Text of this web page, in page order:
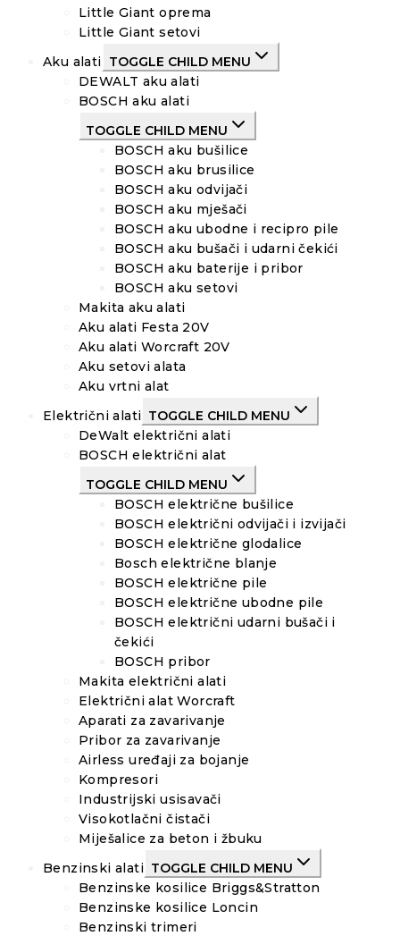
Little Giant oprema
Little Giant setovi
Aku alati TOGGLE CHILD MENU
DEWALT aku alati
BOSCH aku alati
TOGGLE CHILD MENU
BOSCH aku bušilice
BOSCH aku brusilice
BOSCH aku odvijači
BOSCH aku mješači
BOSCH aku ubodne i recipro pile
BOSCH aku bušači i udarni čekići
BOSCH aku baterije i pribor
BOSCH aku setovi
Makita aku alati
Aku alati Festa 20V
Aku alati Worcraft 20V
Aku setovi alata
Aku vrtni alat
Električni alati TOGGLE CHILD MENU
DeWalt električni alati
BOSCH električni alat
TOGGLE CHILD MENU
BOSCH električne bušilice
BOSCH električni odvijači i izvijači
BOSCH električne glodalice
Bosch električne blanje
BOSCH električne pile
BOSCH električne ubodne pile
BOSCH električni udarni bušači i
čekići
BOSCH pribor
Makita električni alati
Električni alat Worcraft
Aparati za zavarivanje
Pribor za zavarivanje
Airless uređaji za bojanje
Kompresori
Industrijski usisavači
Visokotlačni čistači
Miješalice za beton i žbuku
Benzinski alati TOGGLE CHILD MENU
Benzinske kosilice Briggs&Stratton
Benzinske kosilice Loncin
Benzinski trimeri